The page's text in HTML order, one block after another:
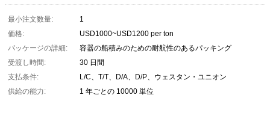
最小注文数量:
1
価格:
USD1000~USD1200 per ton
パッケージの詳細:
容器の船積みのための耐航性のあるパッキング
受渡し時間:
30 日間
支払条件:
L/C、T/T、D/A、D/P、ウェスタン・ユニオン
供給の能力:
1 年ごとの 10000 単位